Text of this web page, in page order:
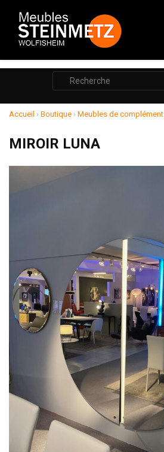
CHAMBRES
CADRES DE LITS
ARMOIRES
POUF
BIBLIOTHÈQUE
TABLE BASSE
FAUTEUILS
CANAPÉS
SALLES À MANGER
CHAISES
BAHUT
LITERIE
Rechercher
:
Accueil › Boutique › Meubles de complément
MIROIR LUNA